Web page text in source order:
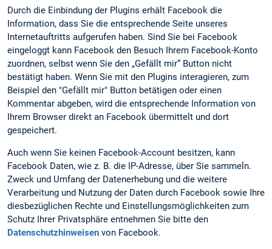
Durch die Einbindung der Plugins erhält Facebook die
Information, dass Sie die entsprechende Seite unseres
Internetauftritts aufgerufen haben. Sind Sie bei Facebook
eingeloggt kann Facebook den Besuch Ihrem Facebook-Konto
zuordnen, selbst wenn Sie den „Gefällt mir“ Button nicht
bestätigt haben. Wenn Sie mit den Plugins interagieren, zum
Beispiel den "Gefällt mir" Button betätigen oder einen
Kommentar abgeben, wird die entsprechende Information von
Ihrem Browser direkt an Facebook übermittelt und dort
gespeichert.
Auch wenn Sie keinen Facebook-Account besitzen, kann
Facebook Daten, wie z. B. die IP-Adresse, über Sie sammeln.
Zweck und Umfang der Datenerhebung und die weitere
Verarbeitung und Nutzung der Daten durch Facebook sowie Ihre
diesbezüglichen Rechte und Einstellungsmöglichkeiten zum
Schutz Ihrer Privatsphäre entnehmen Sie bitte den
Datenschutzhinweisen von Facebook.